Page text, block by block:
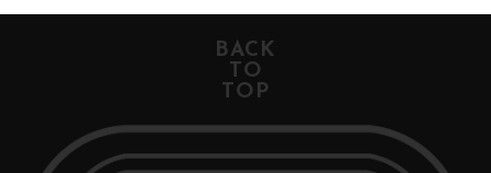
BACK
TO
TOP